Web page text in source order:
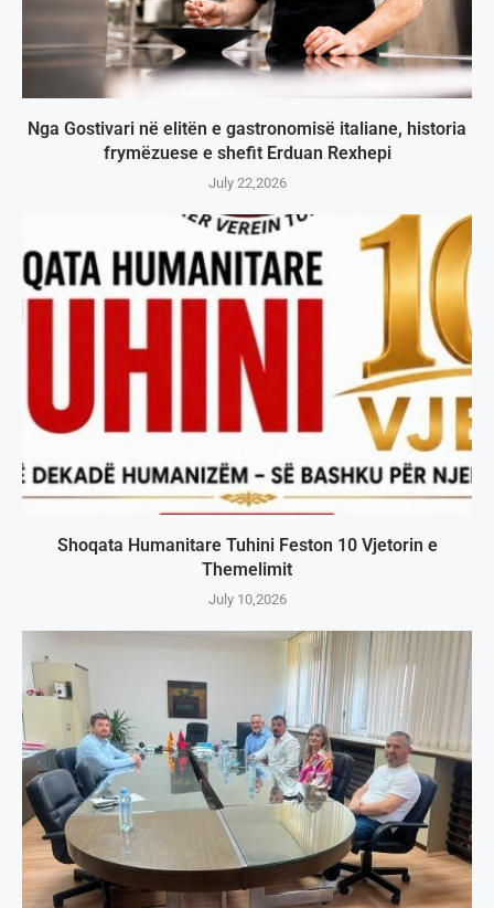
Nga Gostivari në elitën e gastronomisë italiane, historia
frymëzuese e shefit Erduan Rexhepi
July 22,2026
Shoqata Humanitare Tuhini Feston 10 Vjetorin e
Themelimit
July 10,2026